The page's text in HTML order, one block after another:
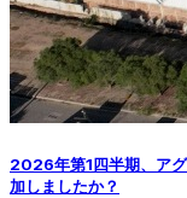
2026年第1四半期、ア
加しましたか？